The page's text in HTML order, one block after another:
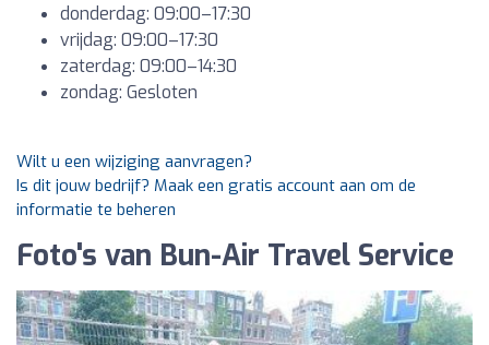
donderdag: 09:00–17:30
vrijdag: 09:00–17:30
zaterdag: 09:00–14:30
zondag: Gesloten
Wilt u een wijziging aanvragen?
Is dit jouw bedrijf? Maak een gratis account aan om de
informatie te beheren
Foto's van Bun-Air Travel Service